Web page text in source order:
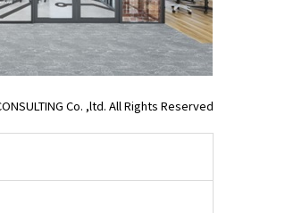
Co. ,ltd. All Rights Reserved